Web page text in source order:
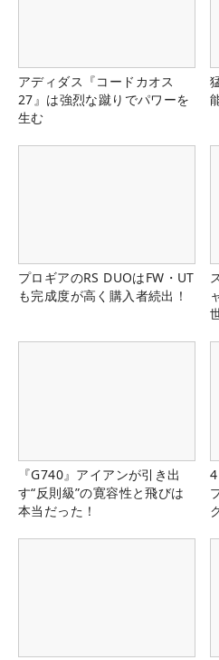
アディダス『コードカオス
27』は強烈な蹴りでパワーを
生む
プロギアのRS DUOはFW・UT
も完成度が高く購入者続出！
『G740』アイアンが引き出
す“反則級”の寛容性と飛びは
本当だった！